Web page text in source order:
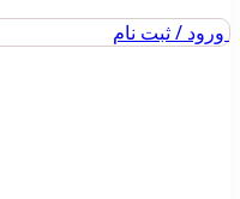
ورود / ثبت نام